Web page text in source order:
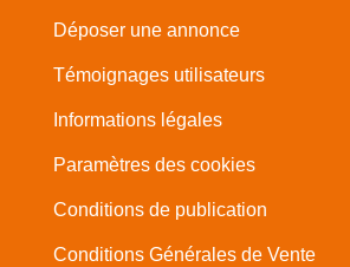
Déposer une annonce
Témoignages utilisateurs
Informations légales
Paramètres des cookies
Conditions de publication
Conditions Générales de Vente